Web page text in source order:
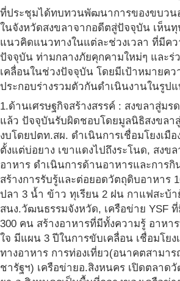
ที่ประชุมได้ทบทวนพัฒนาการของขบวน
ในจังหวัดสงขลาจากอดีตสู่ปัจจุบัน เห็นทุ
แนวคิดแนวทางในแต่ละช่วงเวลา ที่มีคว
ปัจจุบัน ท่ามกลางภัยคุกคามใหม่ๆ และร่
เคลื่อนในช่วงปัจจุบัน โดยมีเป้าหมายคว
ประกอบร่างรวมตัวกันดำเนินงานในรูป
1.ด้านเศรษฐกิจสร้างสรรค์ : สงขลาสู่มร
แล้ว ปัจจุบันรับผิดชอบโดยมูลนิธิสงขลา
งบโดยปตท.สผ. ดำเนินการเชื่อมโยงเมื
ตั้งแต่บ่อยาง เขาแดงไปถึงระโนด, สงข
อาหาร ดำเนินการด้านอาหารและการกิ
สร้างการรับรู้และต่อยอดวัตถุดิบอาหาร
ปลา 3 น้ำ ข้าว ทุเรียน 2 ฝน กาแฟสะบ้
สนง.วัฒนธรรมจังหวัด, เครือข่าย YSF
300 คน สร้างอาหารที่มีทั้งความรู้ อาหา
ใจ มีแผน 3 ปีในการขับเคลื่อน เชื่อมโย
ทางอาหาร การท่องเที่ยว(อนาคตสามาร
ชารัฐฯ) เครือข่ายอ.สิงหนคร เปิดตลาด